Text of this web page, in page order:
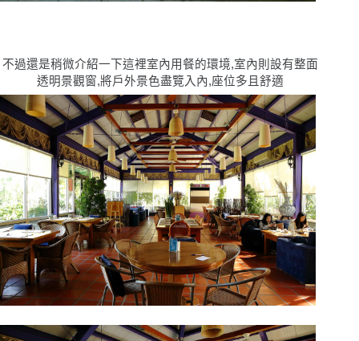
不過還是稍微介紹一下這裡室內用餐的環境,室內則設有整面
透明景觀窗,將戶外景色盡覽入內,座位多且舒適